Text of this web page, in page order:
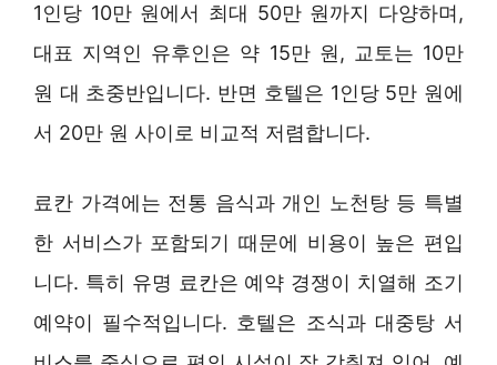
1인당 10만 원에서 최대 50만 원까지 다양하며,
대표 지역인 유후인은 약 15만 원, 교토는 10만
원 대 초중반입니다. 반면 호텔은 1인당 5만 원에
서 20만 원 사이로 비교적 저렴합니다.
료칸 가격에는 전통 음식과 개인 노천탕 등 특별
한 서비스가 포함되기 때문에 비용이 높은 편입
니다. 특히 유명 료칸은 예약 경쟁이 치열해 조기
예약이 필수적입니다. 호텔은 조식과 대중탕 서